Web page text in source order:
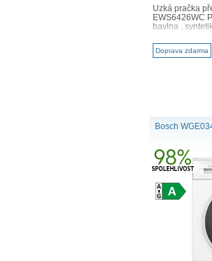
Úzká pračka
EWS6426WC
bavlna ,
Doprava zdarma
Bosch